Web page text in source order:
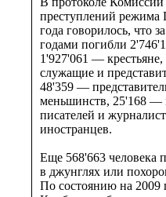
преступлений режима
года говорилось, что
годами погибли
1'927'061 —
служащие и
48'359 —
меньшинств, 25'168 —
писателей и
иностранцев.
Еще 568'663 человека
в джунглях или
По состоянию на 2009